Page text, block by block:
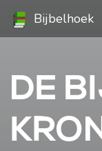
Bijbelhoek
DE